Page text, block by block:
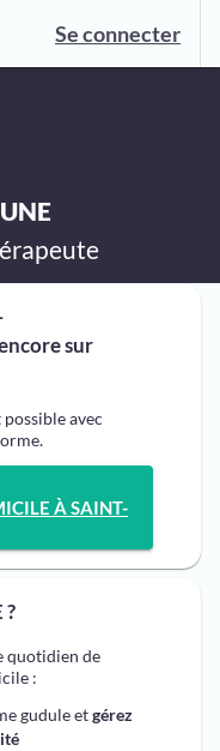
Se connecter
sur
avec
À SAINT-
?
quotidien de
:
gudule etgérez